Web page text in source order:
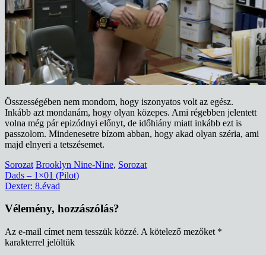
Összességében nem mondom, hogy iszonyatos volt az egész.
Inkább azt mondanám, hogy olyan közepes. Ami régebben jelentett
volna még pár epizódnyi előnyt, de időhiány miatt inkább ezt is
passzolom. Mindenesetre bízom abban, hogy akad olyan széria, ami
majd elnyeri a tetszésemet.
Sorozat Brooklyn Nine-Nine, Sorozat
Bejegyzés
navigáció
Dads – 1×01 (Pilot)
Dexter: 8.évad
Vélemény, hozzászólás?
Az e-mail címet nem tesszük közzé. A kötelező mezőket *
karakterrel jelöltük